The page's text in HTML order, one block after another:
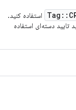
Tag ::
استفاده کنید.
تایید دسته‌ای استفاده